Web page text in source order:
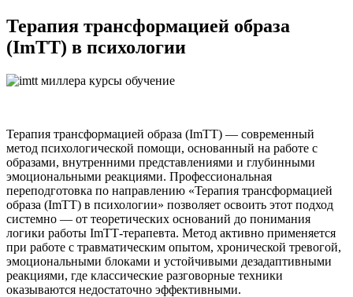
Терапия трансформацией образа
(ImTT) в психологии
Терапия трансформацией образа (ImTT) — современный
метод психологической помощи, основанный на работе с
образами, внутренними представлениями и глубинными
эмоциональными реакциями. Профессиональная
переподготовка по направлению «Терапия трансформацией
образа (ImTT) в психологии» позволяет освоить этот подход
системно — от теоретических оснований до понимания
логики работы ImTT‑терапевта. Метод активно применяется
при работе с травматическим опытом, хронической тревогой,
эмоциональными блоками и устойчивыми дезадаптивными
реакциями, где классические разговорные техники
оказываются недостаточно эффективными.